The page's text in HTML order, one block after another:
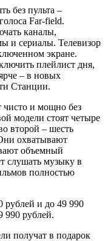
без пульта –
Far-field.
каналы,
и сериалы. Телевизор
экране.
плейлист дня,
– в новых
Станции.
и мощно без
модели стоят четыре
второй – шесть
охватывают
объемный
слушать музыку в
полностью
рублей и до 49 990
990 рублей.
получат в подарок